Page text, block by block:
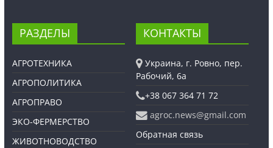
РАЗДЕЛЫ
АГРОТЕХНИКА
АГРОПОЛИТИКА
АГРОПРАВО
ЭКО-ФЕРМЕРСТВО
ЖИВОТНОВОДСТВО
КОНТАКТЫ
Украина, г. Ровно, пер.
Рабочий, 6а
+38 067 364 71 72
agroc.news@gmail.com
Обратная связь